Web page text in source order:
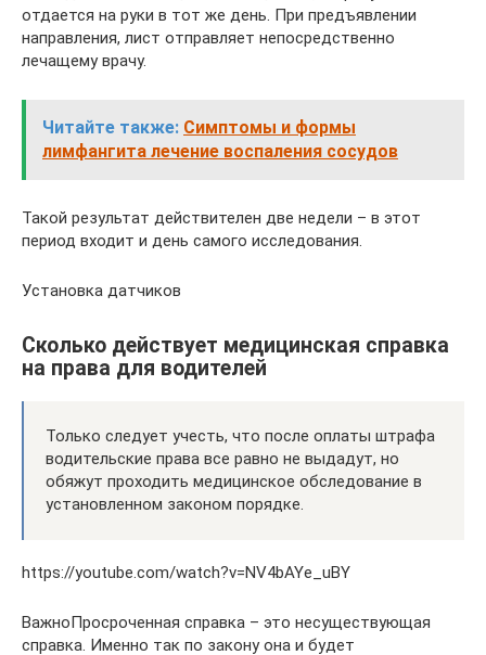
отдается на руки в тот же день. При предъявлении
направления, лист отправляет непосредственно
лечащему врачу.
Читайте также: Симптомы и формы
лимфангита лечение воспаления сосудов
Такой результат действителен две недели – в этот
период входит и день самого исследования.
Установка датчиков
Сколько действует медицинская справка
на права для водителей
Только следует учесть, что после оплаты штрафа
водительские права все равно не выдадут, но
обяжут проходить медицинское обследование в
установленном законом порядке.
https://youtube.com/watch?v=NV4bAYe_uBY
ВажноПросроченная справка – это несуществующая
справка. Именно так по закону она и будет